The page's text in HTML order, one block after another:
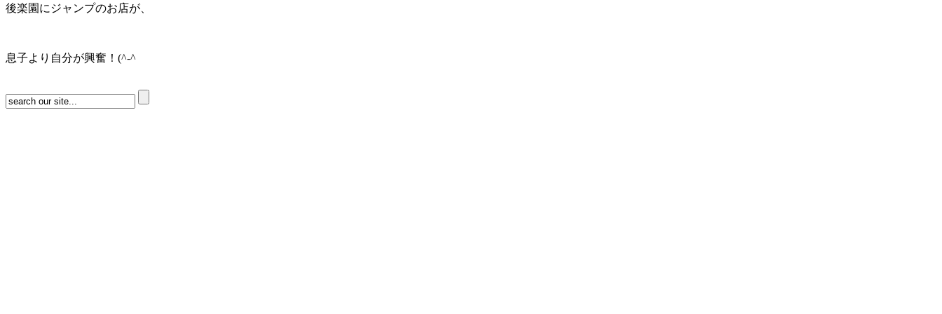
後楽園にジャンプのお店が、
息子より自分が興奮！(^-^ゞ